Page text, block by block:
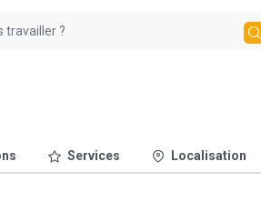
Services Localisation